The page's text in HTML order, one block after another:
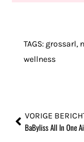
TAGS: grossarl,
wellness
VORIGE
BaByliss All In One